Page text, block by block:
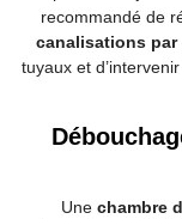
recommandé de
canalisations par
tuyaux et
Une chambre